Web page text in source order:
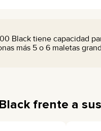
Black tiene capacidad
más 5 o 6 maletas
frente a